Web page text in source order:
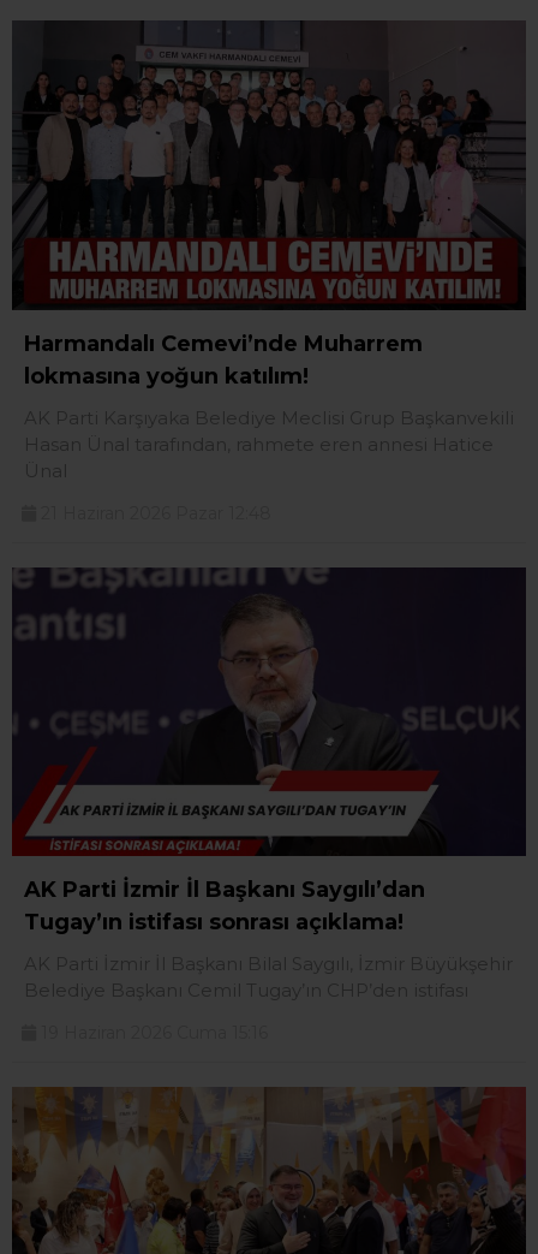
Harmandalı Cemevi’nde Muharrem
lokmasına yoğun katılım!
AK Parti Karşıyaka Belediye Meclisi Grup Başkanvekili
Hasan Ünal tarafından, rahmete eren annesi Hatice
Ünal
AK Parti İzmir İl Başkanı Saygılı’dan
Tugay’ın istifası sonrası açıklama!
AK Parti İzmir İl Başkanı Bilal Saygılı, İzmir Büyükşehir
Belediye Başkanı Cemil Tugay’ın CHP’den istifası